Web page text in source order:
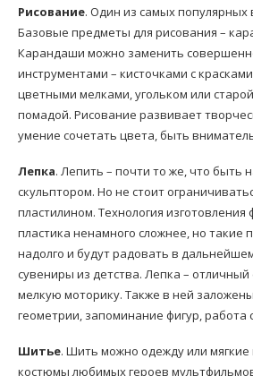
Рисование. Один из самых популярных
Базовые предметы для рисования –
Карандаши можно заменить
инструментами – кисточками с
цветными мелками, угольком или
помадой. Рисование развивает
умение сочетать цвета, быть
Лепка. Лепить – почти то же, что быть
скульптором. Но не стоит
пластилином. Технология изготовления
пластика ненамного сложнее, но такие
надолго и будут радовать в
сувениры из детства. Лепка – отличный
мелкую моторику. Также в ней
геометрии, запоминание фигур, работа
Шитье. Шить можно одежду или мягкие
костюмы любимых героев